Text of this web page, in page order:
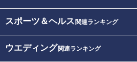
スポーツ＆ヘルス 関連ランキング
ウエディング関連ランキング